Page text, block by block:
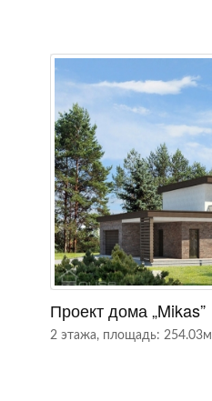
Проект дома „Mikas”
2 этажа, площадь: 254.03м